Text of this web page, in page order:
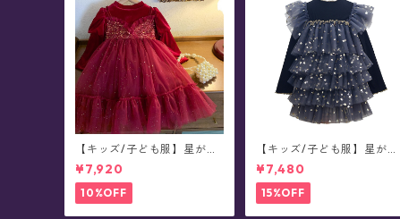
【キッズ/子ども服】星が煌
めく真夜中のベルベット・
ワンピース/ドレス(100-150
サイズ)
¥7,920
10%OFF
【キッズ/子ども服】星が輝
く真夜中のケーキフリル・
ワンピース/ドレス(90-130
サイズ)
¥7,480
15%OFF